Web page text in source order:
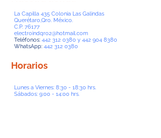
La Capilla 435 Colonia Las Galindas
Querétaro,Qro. México.
C.P. 76177
electroindqro2@hotmail.com
Teléfonos: 442 312 0380 y 442 904 8380
WhatsApp: 442 312 0380
Horarios
Lunes a Viernes: 8:30 - 18:30 hrs.
Sábados: 9:00 - 14:00 hrs.